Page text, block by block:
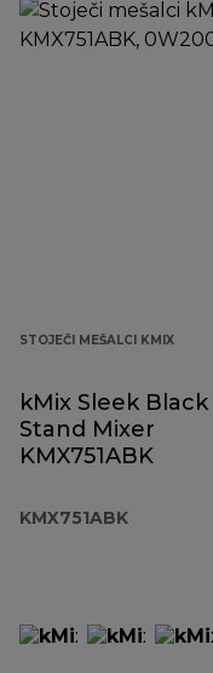
STOJEČI MEŠALCI KMIX
kMix Sleek Black
Stand Mixer
KMX751ABK
KMX751ABK